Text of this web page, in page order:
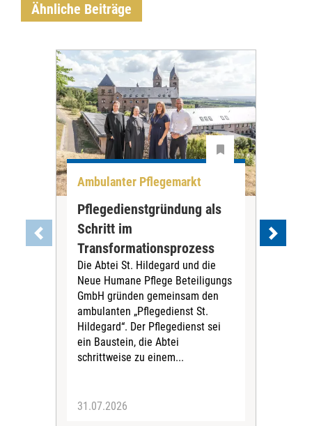
Ähnliche Beiträge
Ambulanter Pflegemarkt
Pflegedienstgründung als
Schritt im
Transformationsprozess
Die Abtei St. Hildegard und die
Neue Humane Pflege Beteiligungs
GmbH gründen gemeinsam den
ambulanten „Pflegedienst St.
Hildegard“. Der Pflegedienst sei
ein Baustein, die Abtei
schrittweise zu einem...
31.07.2026